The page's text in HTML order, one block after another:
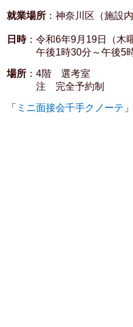
就業場所 ：神奈川区（施設
日時：令和6年9月19日（木
午後1時30分～午後5
場所 ：4階 選考室
注 完全予約制
「 ミニ面接会千手クノーテ